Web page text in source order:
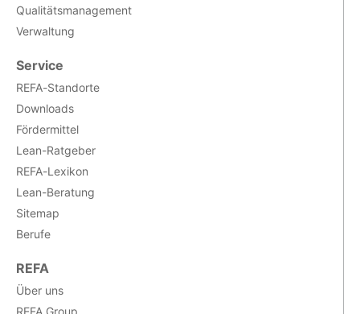
Qualitätsmanagement
Verwaltung
Service
REFA-Standorte
Downloads
Fördermittel
Lean-Ratgeber
REFA-Lexikon
Lean-Beratung
Sitemap
Berufe
REFA
Über uns
REFA Group